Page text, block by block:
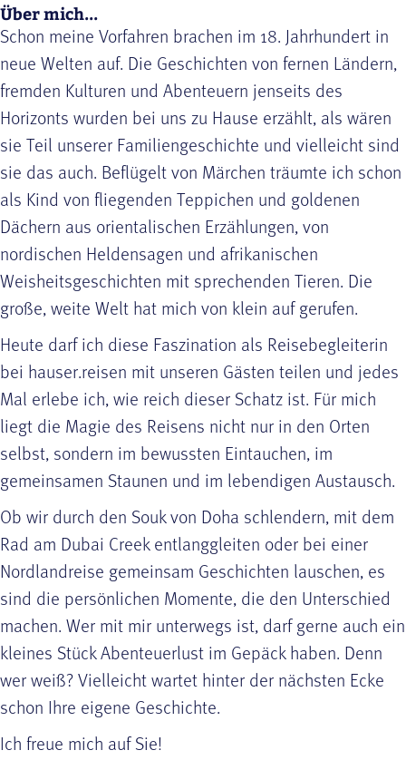
Über mich...
Schon meine Vorfahren brachen im 18. Jahrhundert in
neue Welten auf. Die Geschichten von fernen Ländern,
fremden Kulturen und Abenteuern jenseits des
Horizonts wurden bei uns zu Hause erzählt, als wären
sie Teil unserer Familiengeschichte und vielleicht sind
sie das auch. Beflügelt von Märchen träumte ich schon
als Kind von fliegenden Teppichen und goldenen
Dächern aus orientalischen Erzählungen, von
nordischen Heldensagen und afrikanischen
Weisheitsgeschichten mit sprechenden Tieren. Die
große, weite Welt hat mich von klein auf gerufen.
Heute darf ich diese Faszination als Reisebegleiterin
bei hauser.reisen mit unseren Gästen teilen und jedes
Mal erlebe ich, wie reich dieser Schatz ist. Für mich
liegt die Magie des Reisens nicht nur in den Orten
selbst, sondern im bewussten Eintauchen, im
gemeinsamen Staunen und im lebendigen Austausch.
Ob wir durch den Souk von Doha schlendern, mit dem
Rad am Dubai Creek entlanggleiten oder bei einer
Nordlandreise gemeinsam Geschichten lauschen, es
sind die persönlichen Momente, die den Unterschied
machen. Wer mit mir unterwegs ist, darf gerne auch ein
kleines Stück Abenteuerlust im Gepäck haben. Denn
wer weiß? Vielleicht wartet hinter der nächsten Ecke
schon Ihre eigene Geschichte.
Ich freue mich auf Sie!